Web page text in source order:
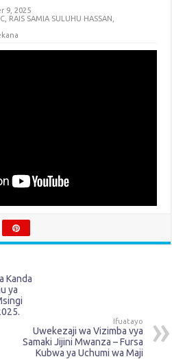
9, 2025
RAIS SAMIA SULUHU HASSAN
Kanda
ya
Ifuatayo
Uwekezaji wa Vizimba vya
Samaki Jijini Mwanza – Fursa
Kubwa ya Uchumi wa Maji